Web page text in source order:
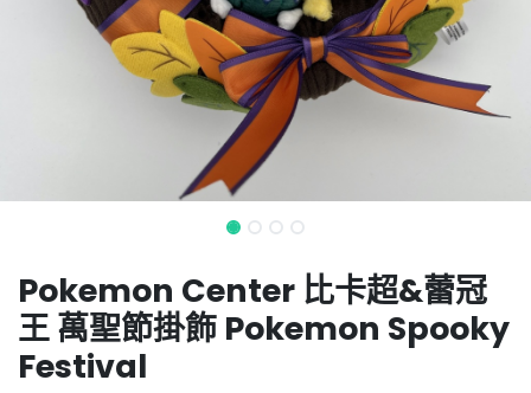
Pokemon Center 比卡超&蕾冠
王 萬聖節掛飾 Pokemon Spooky
Festival